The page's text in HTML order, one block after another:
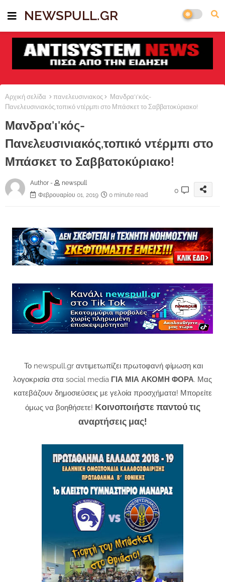
NEWSPULL.GR
Αρχική σελίδα πανελευσινιακος
Μανδρα'ι'κός-
Πανελευσινιακός,τοπικό ντέρμπι στο Μπάσκετ το Σαββατοκύριακο!
Μανδρα'ι'κός-
Πανελευσινιακός,τοπικό ντέρμπι στο
Μπάσκετ το Σαββατοκύριακο!
Author -
newspull
Φεβρουαρίου 01, 2019
0 minute read
0
Το newspull.gr αντιμετωπίζει πρωτοφανή φίμωση και
λογοκρισία στα social media ΓΙΑ ΜΙΑ ΑΚΟΜΗ ΦΟΡΑ. Μας
κατεβάζουν δημοσιεύσεις με γελοία προσχήματα! Μπορείτε
όμως να βοηθήσετε! Κοινοποιήστε παντού τις
αναρτήσεις μας!